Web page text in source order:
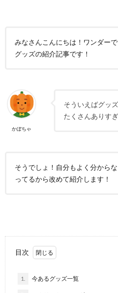
みなさんこんにちは！ワンダー
グッズの紹介記事です！
かぼちゃ
そういえばグッ
たくさんありす
そうでしょ！自分もよく分から
ってるから改めて紹介します！
目次
1. 今あるグッズ一覧